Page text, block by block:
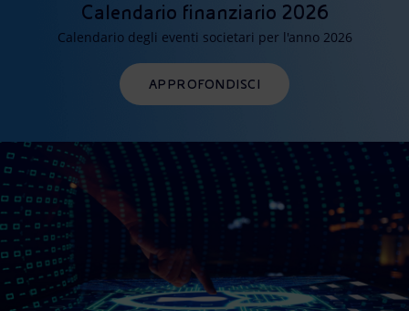
Calendario finanziario 2026
Calendario degli eventi societari per l'anno 2026
APPROFONDISCI